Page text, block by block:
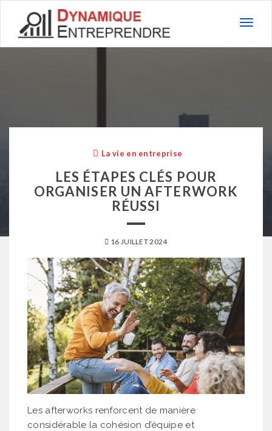
La vie en entreprise
LES ÉTAPES CLÉS POUR
ORGANISER UN AFTERWORK
RÉUSSI
16 JUILLET 2024
Les afterworks renforcent de manière
considérable la cohésion d’équipe et